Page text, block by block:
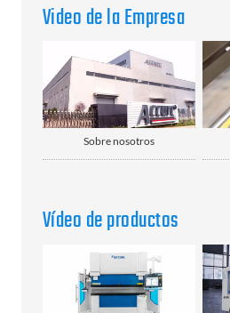
Video de la Empresa
Sobre nosotros
Vídeo de productos